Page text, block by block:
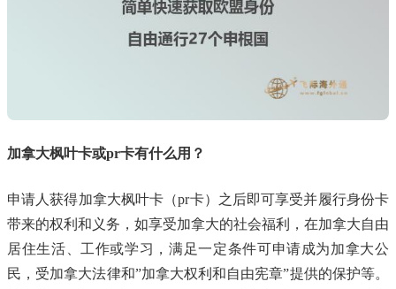
加拿大枫叶卡或pr卡有什么用？
申请人获得加拿大枫叶卡（pr卡）之后即可享受并履行身份卡
带来的权利和义务，如享受加拿大的社会福利，在加拿大自由
居住生活、工作或学习，满足一定条件可申请成为加拿大公
民，受加拿大法律和”加拿大权利和自由宪章”提供的保护等。